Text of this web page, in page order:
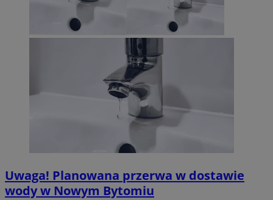
Uwaga! Planowana przerwa w dostawie
wody w Nowym Bytomiu